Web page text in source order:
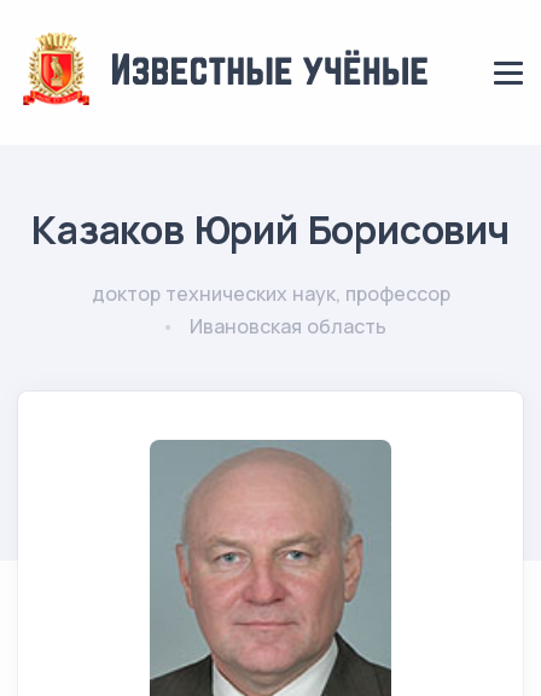
Казаков Юрий Борисович
доктор технических наук, профессор
Ивановская область